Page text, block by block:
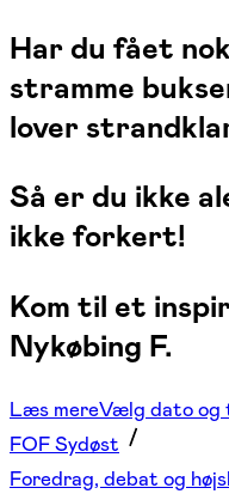
Har du fået
stramme
lover
Så er du ikke
ikke forkert!
Kom til et
Nykøbing F.
Læs mereVælg dato og
FOF Sydøst
Foredrag, debat og